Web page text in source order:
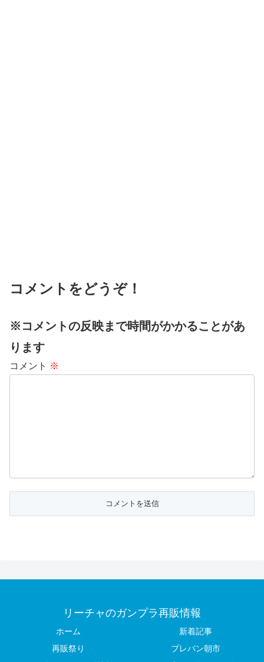
コメントをどうぞ！
※コメントの反映まで時間がかかることがあ
ります
コメント ※
リーチャのガンプラ再販情報
ホーム
新着記事
再販祭り
プレバン朝市